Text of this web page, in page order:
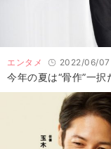
エンタメ 2022/06/07
今年の夏は“骨作”一